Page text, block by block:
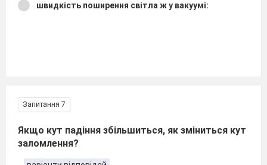
швидкість поширення світла ж у вакуумі:
Запитання 7
Якщо кут падіння збільшиться, як зміниться кут
заломлення?